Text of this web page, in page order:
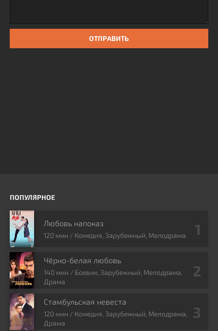
ОТПРАВИТЬ
ПОПУЛЯРНОЕ
Любовь напоказ
120 мин / Комедия, Зарубежный, Мелодрама
Чёрно-белая любовь
140 мин / Боевик, Зарубежный, Мелодрама,
Драма
Стамбульская невеста
120 мин / Комедия, Зарубежный, Мелодрама,
Драма